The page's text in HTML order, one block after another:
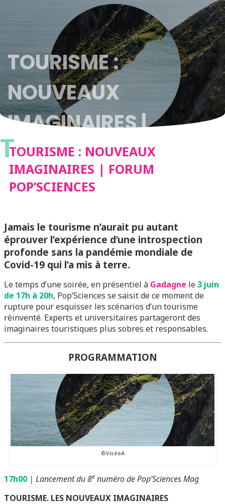
TOURISME :
NOUVEAUX
IMAGINAIRES |
FORUM
POP’SCIENCES
TTOURISME : NOUVEAUX
IMAGINAIRES | FORUM
POP’SCIENCES
Jamais le tourisme n’aurait pu autant
éprouver l’expérience d’une introspection
profonde sans la pandémie mondiale de
Covid-19 qui l’a mis à terre.
Le temps d’une soirée, en présentiel à Gadagne le3 juin
de 17h à 20h, Pop’Sciences se saisit de ce moment de
rupture pour esquisser les scénarios d’un tourisme
réinventé. Experts et universitaires partageront des
imaginaires touristiques plus sobres et responsables.
PROGRAMMATION
©ViséeA
17h00 | Lancement du 8e numéro de Pop’Sciences Mag
TOURISME. LES NOUVEAUX IMAGINAIRES